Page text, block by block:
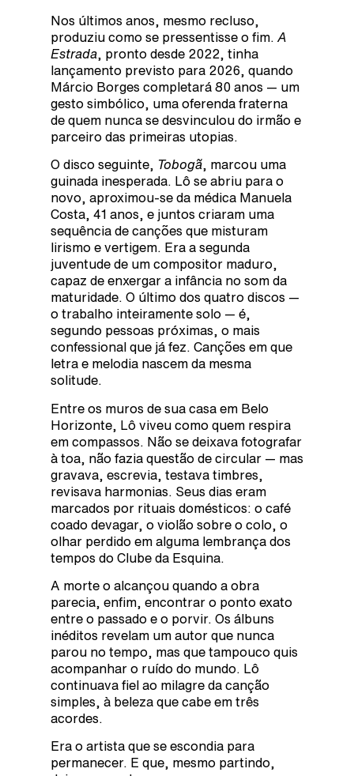
Nos últimos anos, mesmo recluso,
produziu como se pressentisse o fim. A
Estrada , pronto desde 2022, tinha
lançamento previsto para 2026, quando
Márcio Borges completará 80 anos — um
gesto simbólico, uma oferenda fraterna
de quem nunca se desvinculou do irmão e
parceiro das primeiras utopias.
O disco seguinte, Tobogã , marcou uma
guinada inesperada. Lô se abriu para o
novo, aproximou-se da médica Manuela
Costa, 41 anos, e juntos criaram uma
sequência de canções que misturam
lirismo e vertigem. Era a segunda
juventude de um compositor maduro,
capaz de enxergar a infância no som da
maturidade. O último dos quatro discos —
o trabalho inteiramente solo — é,
segundo pessoas próximas, o mais
confessional que já fez. Canções em que
letra e melodia nascem da mesma
solitude.
Entre os muros de sua casa em Belo
Horizonte, Lô viveu como quem respira
em compassos. Não se deixava fotografar
à toa, não fazia questão de circular — mas
gravava, escrevia, testava timbres,
revisava harmonias. Seus dias eram
marcados por rituais domésticos: o café
coado devagar, o violão sobre o colo, o
olhar perdido em alguma lembrança dos
tempos do Clube da Esquina.
A morte o alcançou quando a obra
parecia, enfim, encontrar o ponto exato
entre o passado e o porvir. Os álbuns
inéditos revelam um autor que nunca
parou no tempo, mas que tampouco quis
acompanhar o ruído do mundo. Lô
continuava fiel ao milagre da canção
simples, à beleza que cabe em três
acordes.
Era o artista que se escondia para
permanecer. E que, mesmo partindo,